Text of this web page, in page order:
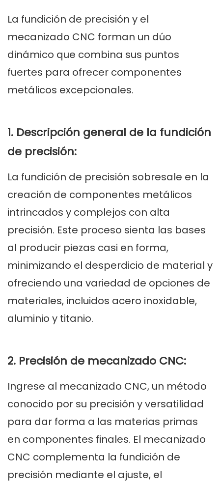
La fundición de precisión y el
mecanizado CNC forman un dúo
dinámico que combina sus puntos
fuertes para ofrecer componentes
metálicos excepcionales.
1. Descripción general de la fundición
de precisión:
La fundición de precisión sobresale en la
creación de componentes metálicos
intrincados y complejos con alta
precisión. Este proceso sienta las bases
al producir piezas casi en forma,
minimizando el desperdicio de material y
ofreciendo una variedad de opciones de
materiales, incluidos acero inoxidable,
aluminio y titanio.
2. Precisión de mecanizado CNC:
Ingrese al mecanizado CNC, un método
conocido por su precisión y versatilidad
para dar forma a las materias primas
en componentes finales. El mecanizado
CNC complementa la fundición de
precisión mediante el ajuste, el